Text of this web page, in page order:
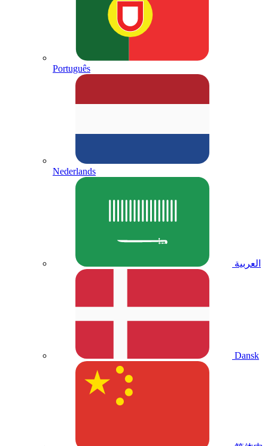
Português
Nederlands
العربية
Dansk